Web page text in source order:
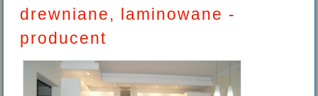
drewniane, laminowane -
producent